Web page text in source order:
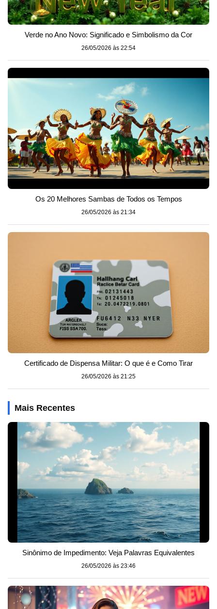
Verde no Ano Novo: Significado e Simbolismo da Cor
26/05/2026 às 22:54
Os 20 Melhores Sambas de Todos os Tempos
26/05/2026 às 21:34
Certificado de Dispensa Militar: O que é e Como Tirar
26/05/2026 às 21:25
Mais Recentes
Sinônimo de Impedimento: Veja Palavras Equivalentes
26/05/2026 às 23:46